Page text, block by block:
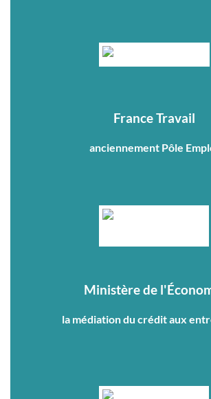
France Travail
anciennement Pôle
Ministère de
la médiation du crédit aux